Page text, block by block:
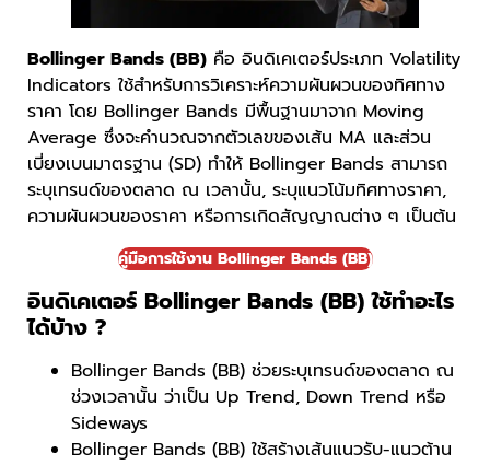
Bollinger Bands (BB) คือ อินดิเคเตอร์ประเภท Volatility
Indicators ใช้สำหรับการวิเคราะห์ความผันผวนของทิศทาง
ราคา โดย Bollinger Bands มีพื้นฐานมาจาก Moving
Average ซึ่งจะคำนวณจากตัวเลขของเส้น MA และส่วน
เบี่ยงเบนมาตรฐาน (SD) ทำให้ Bollinger Bands สามารถ
ระบุเทรนด์ของตลาด ณ เวลานั้น, ระบุแนวโน้มทิศทางราคา,
ความผันผวนของราคา หรือการเกิดสัญญาณต่าง ๆ เป็นต้น
คู่มือการใช้งาน Bollinger Bands (BB)
อินดิเคเตอร์ Bollinger Bands (BB) ใช้ทำอะไร
ได้บ้าง ?
Bollinger Bands (BB) ช่วยระบุเทรนด์ของตลาด ณ
ช่วงเวลานั้น ว่าเป็น Up Trend, Down Trend หรือ
Sideways
Bollinger Bands (BB) ใช้สร้างเส้นแนวรับ-แนวต้าน